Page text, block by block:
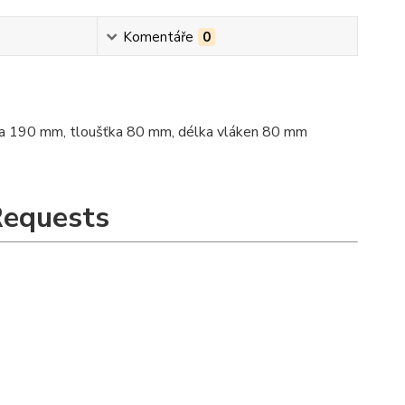
Komentáře 0
190 mm, tloušťka 80 mm, délka vláken 80 mm